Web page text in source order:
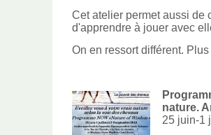
Cet atelier permet aussi de
d'apprendre à jouer avec
On en ressort différent.
nature.
25 juin-1